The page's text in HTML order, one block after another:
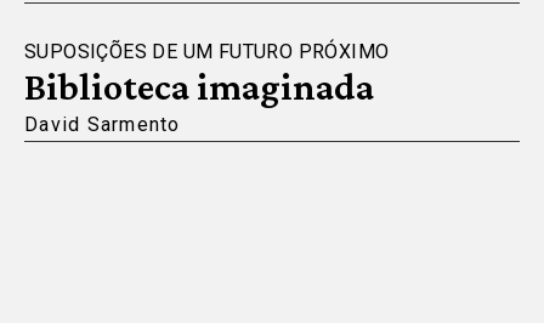
SUPOSIÇÕES DE UM FUTURO PRÓXIMO
Biblioteca imaginada
David Sarmento